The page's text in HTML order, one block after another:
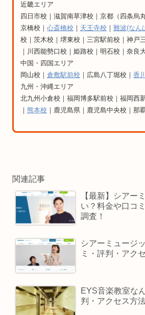
近畿エリア
四日市校｜滋賀南草津校｜京都（四条烏
京橋校｜ 心斎橋校 ｜ 天王寺校 ｜ 難波(なん
校｜茨木校｜堺東校｜三宮駅前校｜神戸
｜川西能勢口校｜姫路校｜明石校｜奈良
中国・四国エリア
岡山校｜ 倉敷駅前校 ｜広島八丁堀校｜ 香
九州・沖縄エリア
北九州小倉校｜福岡博多駅前校｜福岡西
｜ 熊本校 ｜鹿児島県｜鹿児島中央校｜那
関連記事
【最新】シアー
い？料金や口コ
調査！
シアーミュージ
ミ・評判・アク
EYS音楽教室な
判・アクセス方